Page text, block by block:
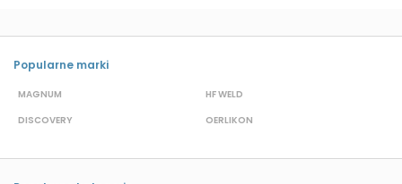
Popularne marki
MAGNUM
DISCOVERY
HF WELD
OERLIKON